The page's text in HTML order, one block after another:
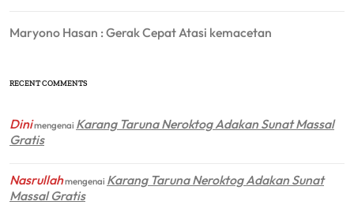
Maryono Hasan : Gerak Cepat Atasi kemacetan
RECENT COMMENTS
Dinimengenai Karang Taruna Neroktog Adakan Sunat Massal
Gratis
Nasrullahmengenai Karang Taruna Neroktog Adakan Sunat
Massal Gratis